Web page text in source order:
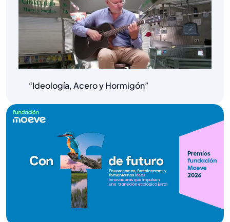
“Ideología, Acero y Hormigón”